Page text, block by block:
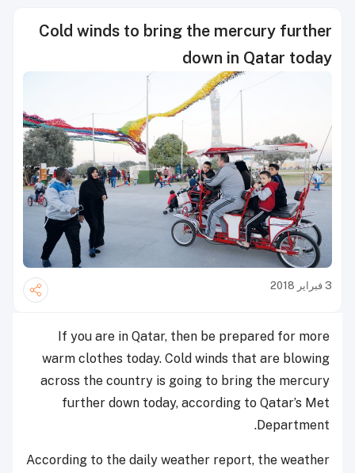
Cold winds to bring the mercury further
down in Qatar today
3 فبراير 2018
If you are in Qatar, then be prepared for more
warm clothes today. Cold winds that are blowing
across the country is going to bring the mercury
further down today, according to Qatar’s Met
Department.
According to the daily weather report, the weather